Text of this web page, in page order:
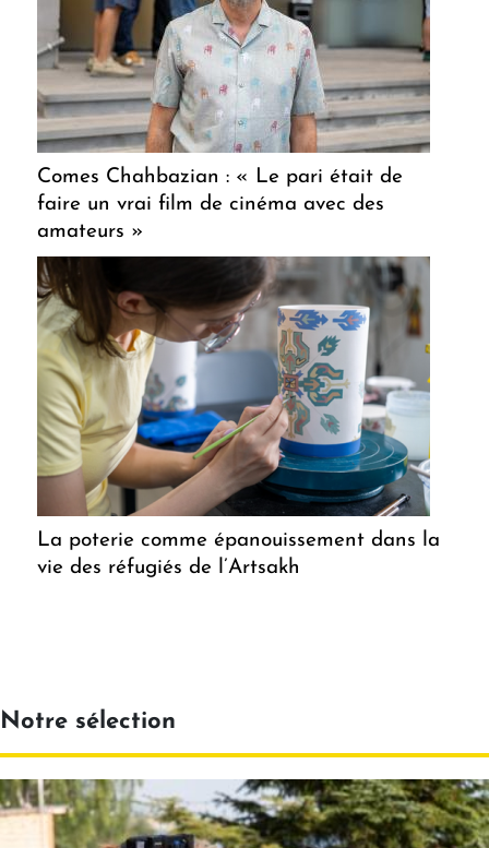
Comes Chahbazian : « Le pari était de
faire un vrai film de cinéma avec des
amateurs »
La poterie comme épanouissement dans la
vie des réfugiés de l’Artsakh
Notre sélection